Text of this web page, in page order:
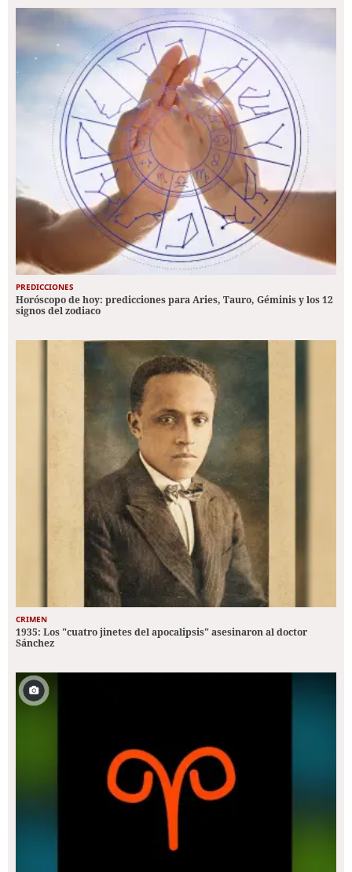
PREDICCIONES
Horóscopo de hoy: predicciones para Aries, Tauro, Géminis y los 12
signos del zodiaco
CRIMEN
1935: Los "cuatro jinetes del apocalipsis" asesinaron al doctor
Sánchez